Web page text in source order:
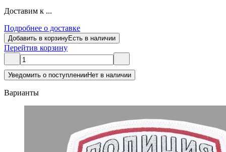
Доставим к ...
Подробнее о доставке
Добавить в корзинуЕсть в наличии
Перейтив корзину
Уведомить о поступленииНет в наличии
Варианты